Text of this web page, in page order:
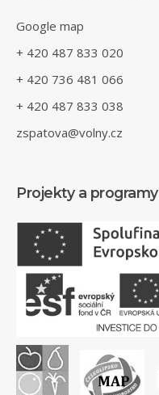
Google map
+ 420 487 833 020
+ 420 736 481 066
+ 420 487 833 038
zspatova@volny.cz
Projekty a programy